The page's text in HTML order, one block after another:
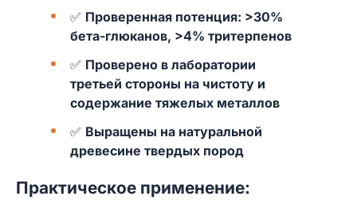
✅ Проверенная потенция: >30%
бета-глюканов, >4% тритерпенов
✅ Проверено в лаборатории
третьей стороны на чистоту и
содержание тяжелых металлов
✅ Выращены на натуральной
древесине твердых пород
Практическое применение: